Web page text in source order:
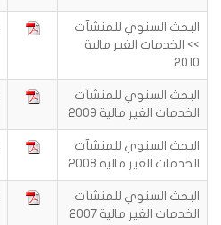
البحث السنوي للمنشآت
>> الخدمات الغير مالية
2010
البحث السنوي للمنشآت
الخدمات الغير مالية 2009
البحث السنوي للمنشآت
الخدمات الغير مالية 2008
البحث السنوي للمنشآت
الخدمات الغير مالية 2007